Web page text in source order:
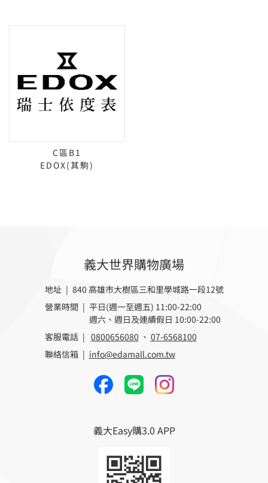
C區B1
EDOX(其駒)
義大世界購物廣場
地址 | 840 高雄市大樹區三和里學城路一段12號
營業時間 | 平日(週一至週五) 11:00-22:00
週六、週日及連續假日 10:00-22:00
客服電話 | 0800656080 、 07-6568100
聯絡信箱 | info@edamall.com.tw
義大Easy購3.0 APP